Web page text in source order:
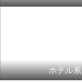
ホテル系